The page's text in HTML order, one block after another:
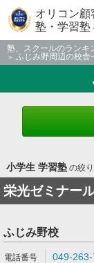
オリコン
塾・学習塾
塾、スクールのランキ
ふじみ野周辺の校舎
小学生 学習塾の絞
栄光ゼミナー
ふじみ野校
049-